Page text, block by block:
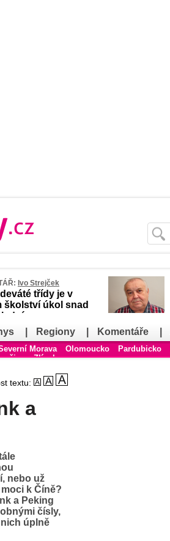
Ivo Strejček
třídy je v
školství úkol snad
Regiony Komentáře
Morava Olomoucko Pardubicko
Zlínsko
textu:
a
nebo už
k Číně?
a Peking
čísly,
úplně